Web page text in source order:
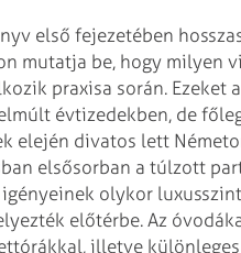
első fejezetében
mutatja be, hogy milyen
praxisa során. Ezeket
évtizedekben, de
elején divatos lett
elsősorban a túlzott
igényeinek olykor
előtérbe. Az
illetve különleges